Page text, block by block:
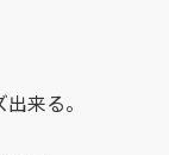
来る。